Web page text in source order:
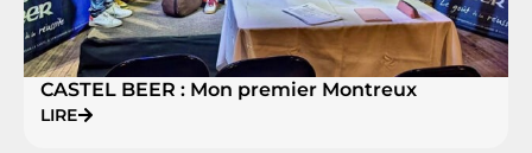
CASTEL BEER : Mon premier Montreux
LIRE